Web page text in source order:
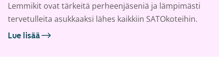
Lemmikit ovat tärkeitä perheenjäseniä ja lämpimästi
tervetulleita asukkaaksi lähes kaikkiin SATOkoteihin.
Lue lisää